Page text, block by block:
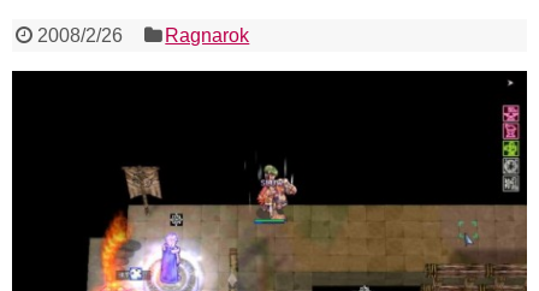
2008/2/26 Ragnarok